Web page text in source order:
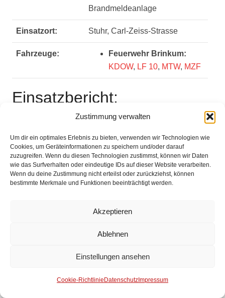
Zustimmung verwalten
Um dir ein optimales Erlebnis zu bieten, verwenden wir Technologien wie
Cookies, um Geräteinformationen zu speichern und/oder darauf
zuzugreifen. Wenn du diesen Technologien zustimmst, können wir Daten
wie das Surfverhalten oder eindeutige IDs auf dieser Website verarbeiten.
Wenn du deine Zustimmung nicht erteilst oder zurückziehst, können
bestimmte Merkmale und Funktionen beeinträchtigt werden.
Akzeptieren
Ablehnen
Einstellungen ansehen
Cookie-Richtlinie Datenschutz Impressum
Brandmeldeanlage
Einsatzort: Stuhr, Carl-Zeiss-Strasse
Fahrzeuge:
Feuerwehr Brinkum:
KDOW, LF 10, MTW, MZF
Einsatzbericht:
Impressum
Kontakt
© 2025 Freiwillige Feuerwehr Stuhr
Anmelden